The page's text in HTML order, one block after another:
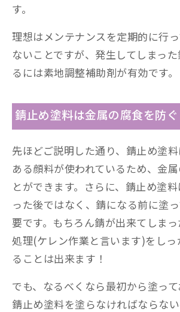
す。
理想はメンテナンスを定期的に行
ないことですが、発生してしまっ
るには素地調整補助剤が有効です。
錆止め塗料は金属の腐食を防ぐ
先ほどご説明した通り、錆止め塗
ある顔料が使われているため、金
とができます。さらに、錆止め塗
った後ではなく、錆になる前に塗
要です。もちろん錆が出来てしま
処理(ケレン作業と言います)をし
ることは出来ます！
でも、なるべくなら最初から塗っ
錆止め塗料を塗らなければならな